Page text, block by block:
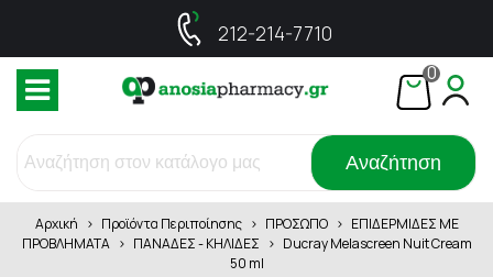
212-214-7710
0
Αναζήτηση
Αρχική > Προϊόντα Περιποίησης > ΠΡΟΣΩΠΟ > ΕΠΙΔΕΡΜΙΔΕΣ ΜΕ
ΠΡΟΒΛΗΜΑΤΑ > ΠΑΝΑΔΕΣ - ΚΗΛΙΔΕΣ > Ducray Melascreen Nuit Cream
50 ml